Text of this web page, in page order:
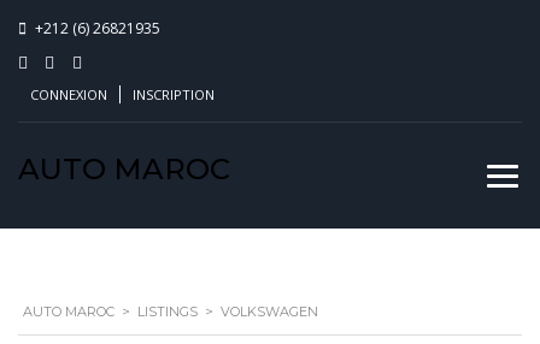
+212 (6) 26821935
CONNEXION INSCRIPTION
AUTO MAROC
AUTO MAROC > LISTINGS > VOLKSWAGEN